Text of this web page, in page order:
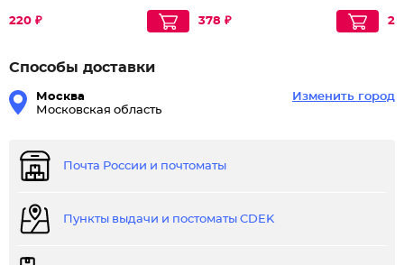
220 ₽ 378 ₽
Способы доставки
Москва
Московская область
Изменить город
Почта России и почтоматы
Пункты выдачи и постоматы CDEK